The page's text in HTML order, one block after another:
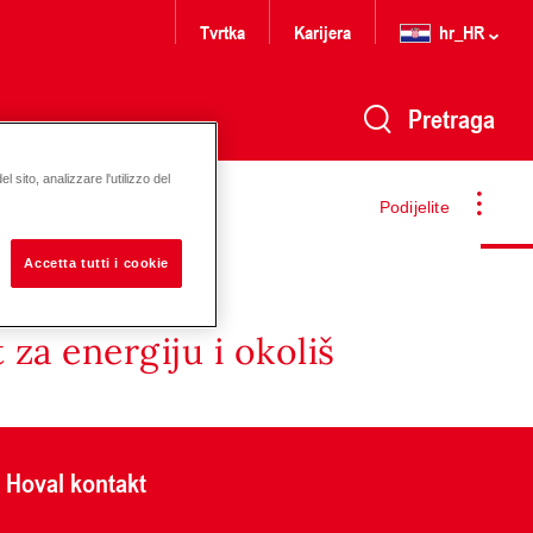
Tvrtka Karijera hr_HR
Pretraga
Podijelite
energiju i okoliš
Hoval kontakt
sito, analizzare l'utilizzo del
Accetta tutti i cookie